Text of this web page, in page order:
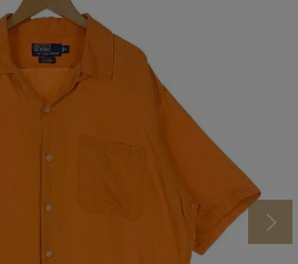
マイページ
International Shipping
スタッフコーディネート